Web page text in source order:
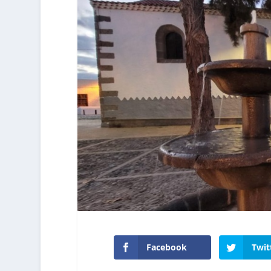
Facebook